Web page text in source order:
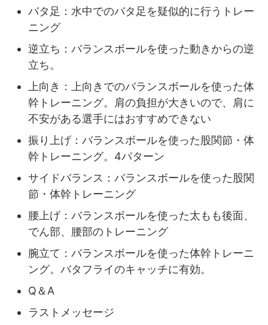
バタ足：水中でのバタ足を疑似的に行うトレー
ニング
逆立ち：バランスボールを使った動きからの逆
立ち。
上向き：上向きでのバランスボールを使った体
幹トレーニング。肩の負担が大きいので、肩に
不安がある選手にはおすすめできない
振り上げ：バランスボールを使った股関節・体
幹トレーニング。4パターン
サイドバランス：バランスボールを使った股関
節・体幹トレーニング
腰上げ：バランスボールを使った太もも後面、
でん部、腰部のトレーニング
腕立て：バランスボールを使った体幹トレーニ
ング。バタフライのキャッチに有効。
Q＆A
ラストメッセージ